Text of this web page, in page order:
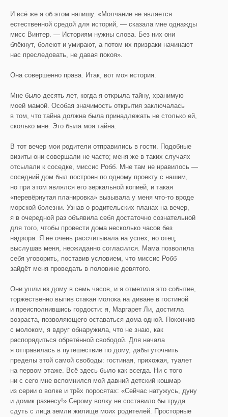
И всё же я об этом напишу. «Молчание не является
естественной средой для историй, — сказала мне однажды
мисс Винтер. — Историям нужны слова. Без них они
блёкнут, болеют и умирают, а потом их призраки начинают
нас преследовать, не давая покоя».
Она совершенно права. Итак, вот моя история.
Мне было десять лет, когда я открыла тайну, хранимую
моей мамой. Особая значимость открытия заключалась
в том, что тайна должна была принадлежать не столько ей,
сколько мне. Это была моя тайна.
В тот вечер мои родители отправились в гости. Подобные
визиты они совершали не часто; меня же в таких случаях
отсылали к соседке, миссис Робб. Мне там не нравилось —
соседний дом был построен по одному проекту с нашим,
но при этом являлся его зеркальной копией, и такая
«перевёрнутая планировка» вызывала у меня что-то вроде
морской болезни. Узнав о родительских планах на вечер,
я в очередной раз объявила себя достаточно сознательной
для того, чтобы провести дома несколько часов без
надзора. Я не очень рассчитывала на успех, но отец,
выслушав меня, неожиданно согласился. Мама позволила
себя уговорить, поставив условием, что миссис Робб
зайдёт меня проведать в половине девятого.
Они ушли из дому в семь часов, и я отметила это событие,
торжественно выпив стакан молока на диване в гостиной
и преисполнившись гордости: я, Маргарет Ли, достигла
возраста, позволяющего оставаться дома одной. Покончив
с молоком, я вдруг обнаружила, что не знаю, как
распорядиться обретённой свободой. Для начала
я отправилась в путешествие по дому, дабы уточнить
пределы этой самой свободы: гостиная, прихожая, туалет
на первом этаже. Всё здесь было как всегда. Ни с того
ни с сего мне вспомнился мой давний детский кошмар
из серии о волке и трёх поросятах: «Сейчас натужусь, дуну
и домик разнесу!» Серому волку не составило бы труда
сдуть с лица земли жилище моих родителей. Просторные